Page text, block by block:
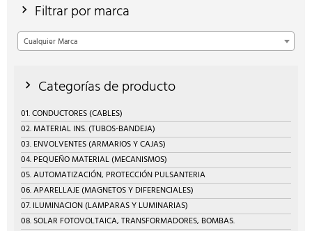
Filtrar por marca
Cualquier Marca
Categorías de producto
01. CONDUCTORES (CABLES)
02. MATERIAL INS. (TUBOS-BANDEJA)
03. ENVOLVENTES (ARMARIOS Y CAJAS)
04. PEQUEÑO MATERIAL (MECANISMOS)
05. AUTOMATIZACIÓN, PROTECCIÓN PULSANTERIA
06. APARELLAJE (MAGNETOS Y DIFERENCIALES)
07. ILUMINACION (LAMPARAS Y LUMINARIAS)
08. SOLAR FOTOVOLTAICA, TRANSFORMADORES, BOMBAS.